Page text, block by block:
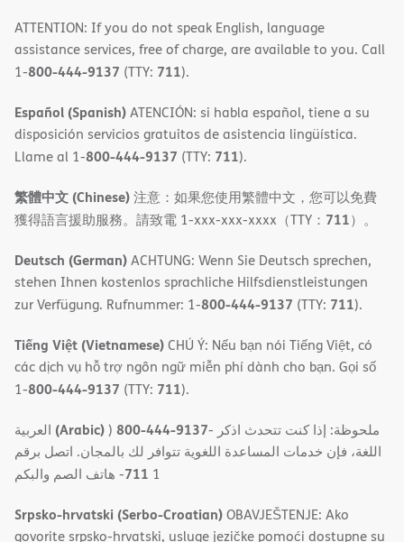
ATTENTION: If you do not speak English, language
assistance services, free of charge, are available to you. Call
1-800-444-9137 (TTY: 711).
Español (Spanish)ATENCIÓN: si habla español, tiene a su
disposición servicios gratuitos de asistencia lingüística.
Llame al 1-800-444-9137 (TTY: 711).
繁體中文 (Chinese)注意：如果您使用繁體中文，您可以免費
獲得語言援助服務。請致電 1-xxx-xxx-xxxx（TTY： 711）。
Deutsch (German)ACHTUNG: Wenn Sie Deutsch sprechen,
stehen Ihnen kostenlos sprachliche Hilfsdienstleistungen
zur Verfügung. Rufnummer: 1-800-444-9137 (TTY: 711).
Tiếng Việt (Vietnamese)CHÚ Ý: Nếu bạn nói Tiếng Việt, có
các dịch vụ hỗ trợ ngôn ngữ miễn phí dành cho bạn. Gọi số
1-800-444-9137 (TTY: 711).
(Arabic)) 800-444-9137- ملحوظة: إذا كنت تتحدث اذكر
اللغة، فإن خدمات المساعدة اللغویة تتوافر لك بالمجان. اتصل برقم
1
711- ھاتف الصم والبكم
Srpsko-hrvatski (Serbo-Croatian)OBAVJEŠTENJE: Ako
govorite srpsko-hrvatski, usluge jezičke pomoći dostupne su